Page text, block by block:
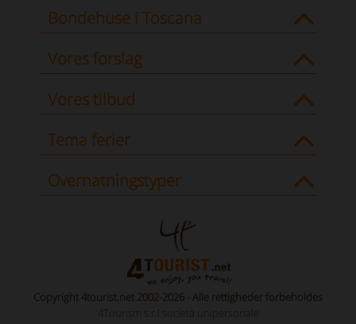
Bondehuse i Toscana
Vores forslag
Vores tilbud
Tema ferier
Overnatningstyper
Copyright 4tourist.net 2002-2026 - Alle rettigheder forbeholdes
4Tourism s.r.l società unipersonale